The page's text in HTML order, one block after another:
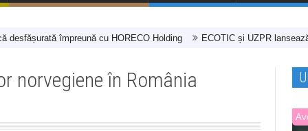
împreună cu HORECO Holding ECOTIC și UZPR lansează cea
norvegiene în România